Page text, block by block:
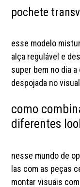
pochete
esse modelo
alça regulável e
super bem no dia
despojada no
como
diferentes
nesse mundo de
las com as peças
montar visuais